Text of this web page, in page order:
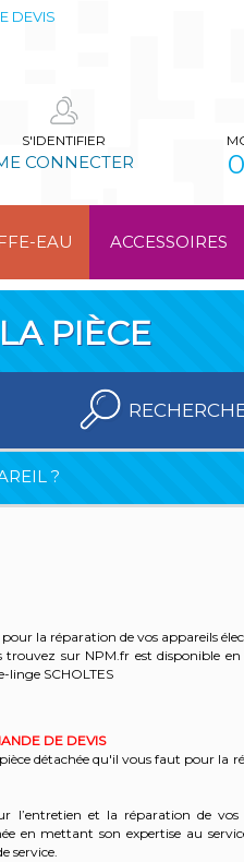
DEVIS
S'IDENTIFIER
CONNECTER
EAU ACCESSOIRES
PIÈCE
?
la réparation de vos appareils
sur NPM.fr est disponible
linge SCHOLTES
DE DEVIS
détachée qu'il vous faut pour la
l’entretien et la réparation de
en mettant son expertise au
service.